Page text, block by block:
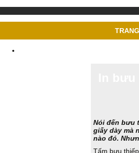
Nói đến bưu
giấy dày mà
nào đó.
Tấm bưu